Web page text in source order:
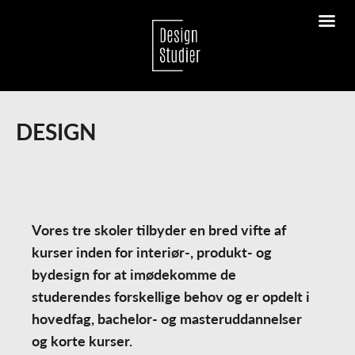
DESIGN
Vores tre skoler tilbyder en bred vifte af
kurser inden for interiør-, produkt- og
bydesign for at imødekomme de
studerendes forskellige behov og er opdelt i
hovedfag, bachelor- og masteruddannelser
og korte kurser.
DER ER STADIG LEDIGE PLADSER